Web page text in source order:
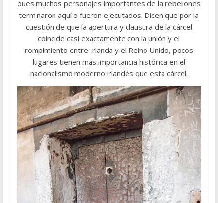
pues muchos personajes importantes de la rebeliones
terminaron aquí o fueron ejecutados. Dicen que por la
cuestión de que la apertura y clausura de la cárcel
coincide casi exactamente con la unión y el
rompimiento entre Irlanda y el Reino Unido, pocos
lugares tienen más importancia histórica en el
nacionalismo moderno irlandés que esta cárcel.